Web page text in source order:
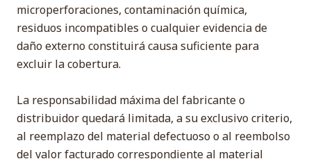
microperforaciones, contaminación química,
residuos incompatibles o cualquier evidencia de
daño externo constituirá causa suficiente para
excluir la cobertura.
La responsabilidad máxima del fabricante o
distribuidor quedará limitada, a su exclusivo criterio,
al reemplazo del material defectuoso o al reembolso
del valor facturado correspondiente al material